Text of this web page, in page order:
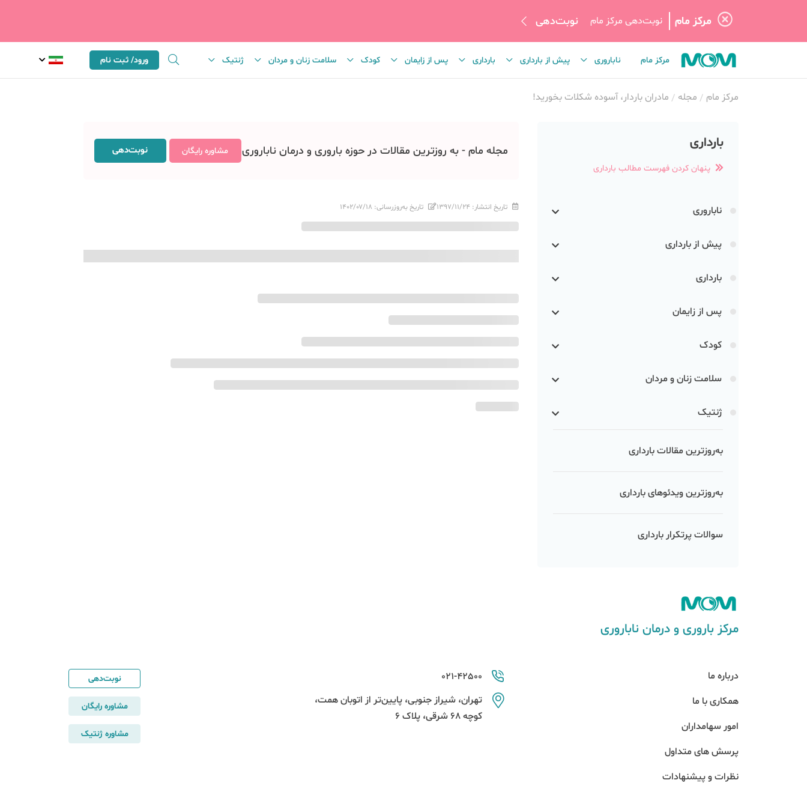
مرکز مام نوبت‌دهی مرکز مام نوبت‌دهی
مرکز مام ناباروری پیش از بارداری بارداری پس از زایمان کودک سلامت زنان و مردان ژنتیک ورود/ ثبت نام
مرکز مام مجله مادران باردار، آسوده شکلات بخورید!
بارداری
پنهان کردن فهرست مطالب بارداری
ناباروری
پیش از بارداری
بارداری
پس از زایمان
کودک
سلامت زنان و مردان
ژنتیک
به‌روزترین مقالات بارداری
به‌روزترین ویدئوهای بارداری
سوالات پرتکرار بارداری
مجله مام - به روزترین مقالات در حوزه باروری و درمان ناباروری مشاوره رایگان نوبت‌دهی
تاریخ انتشار: ۱۳۹۷/۱۱/۲۴ تاریخ به‌روزرسانی: ۱۴۰۲/۰۷/۱۸
مرکز باروری و درمان ناباروری
درباره ما
همکاری با ما
امور سهامداران
پرسش های متداول
نظرات و پیشنهادات
021-42500
تهران، شیراز جنوبی، پایین‌تر از اتوبان همت،
کوچه 68 شرقی، پلاک 6
نوبت‌دهی
مشاوره رایگان
مشاوره ژنتیک